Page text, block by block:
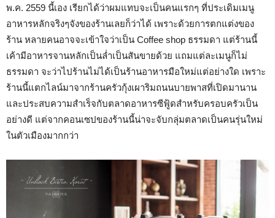
พ.ค. 2559 นี้เอง เรียกได้ว่าผมแทบจะเป็นคนแรกๆ ที่ประเดิมเมนู
อาหารหลักจริงๆจังของร้านเลยก็ว่าได้ เพราะด้วยการตกแต่งของ
ร้าน หลายคนอาจจะเข้าใจว่าเป็น Coffee shop ธรรมดา แต่ร้านนี้
เค้ามีอาหารจานหลักเป็นล่ำเป็นสันขายด้วย แถมแต่ละเมนูก็ไม่
ธรรมดา จะว่าไปร้านไม่ได้เป็นร้านอาหารมือใหม่แต่อย่างใด เพราะ
ร้านนี้แตกไลน์มาจากร้านครัวกุ้งเผาริมถนนบายพาสที่เปิดมานาน
และประสบความสำเร็จกับตลาดอาหารซีฟู้ดสำหรับครอบครัวเป็น
อย่างดี แต่จากคอนเซปของร้านนี้น่าจะจับกลุ่มตลาดเป็นคนรุ่นใหม่
ในตัวเมืองมากกว่า